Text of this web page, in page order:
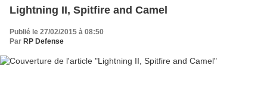
Lightning II, Spitfire and Camel
Publié le 27/02/2015 à 08:50
Par RP Defense